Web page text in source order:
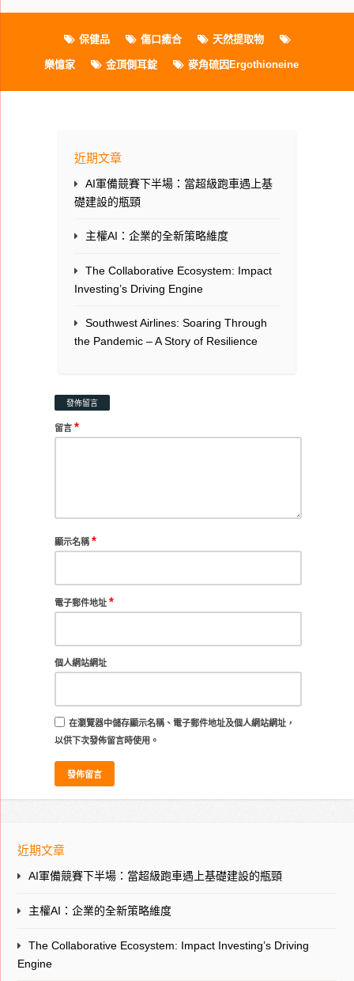
保健品 傷口癒合 天然提取物
樂憶家 金頂側耳錠 麥角硫因Ergothioneine
近期文章
AI軍備競賽下半場：當超級跑車遇上基
礎建設的瓶頸
主權AI：企業的全新策略維度
The Collaborative Ecosystem: Impact
Investing’s Driving Engine
Southwest Airlines: Soaring Through
the Pandemic – A Story of Resilience
發佈留言
留言 *
顯示名稱 *
電子郵件地址 *
個人網站網址
在瀏覽器中儲存顯示名稱、電子郵件地址及個人網站網址，
以供下次發佈留言時使用。
近期文章
AI軍備競賽下半場：當超級跑車遇上基礎建設的瓶頸
主權AI：企業的全新策略維度
The Collaborative Ecosystem: Impact Investing’s Driving
Engine